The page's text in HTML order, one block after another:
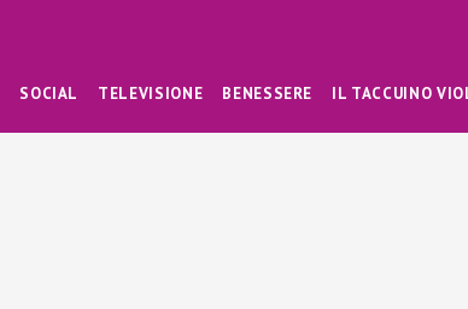
SOCIAL TELEVISIONE BENESSERE IL TACCUINO